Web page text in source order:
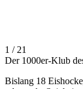
1 / 21
Der 1000er-Klub
Bislang 18